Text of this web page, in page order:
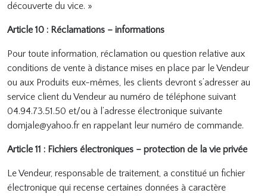
découverte du vice. »
Article 10 : Réclamations – informations
Pour toute information, réclamation ou question relative aux
conditions de vente à distance mises en place par le Vendeur
ou aux Produits eux-mêmes, les clients devront s’adresser au
service client du Vendeur au numéro de téléphone suivant
04.94.73.51.50 et/ou à l’adresse électronique suivante
domjale@yahoo.fr en rappelant leur numéro de commande.
Article 11 : Fichiers électroniques – protection de la vie privée
Le Vendeur, responsable de traitement, a constitué un fichier
électronique qui recense certaines données à caractère